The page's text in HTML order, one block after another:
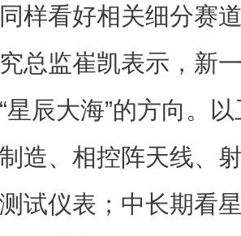
看好相关细分赛道
总监崔凯表示，新
星辰大海”的方向。
造、相控阵天线、
试仪表；中长期看